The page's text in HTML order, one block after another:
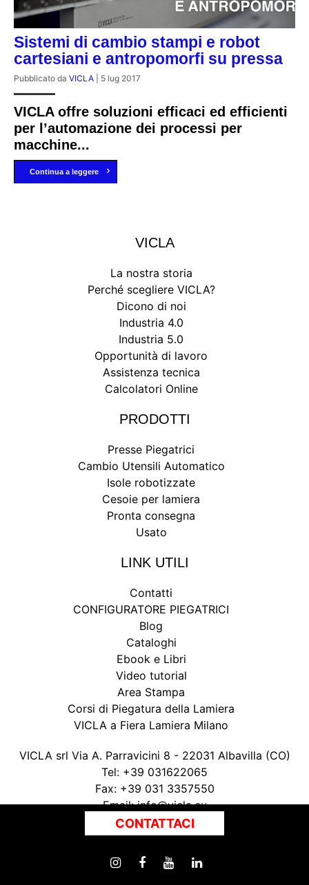
Sistemi di cambio stampi e robot
cartesiani e antropomorfi su pressa
Pubblicato da VICLA 5 lug 2017
VICLA offre soluzioni efficaci ed efficienti
per l’automazione dei processi per
macchine...
Continua a leggere
VICLA
La nostra storia
Perché scegliere VICLA?
Dicono di noi
Industria 4.0
Industria 5.0
Opportunità di lavoro
Assistenza tecnica
Calcolatori Online
PRODOTTI
Presse Piegatrici
Cambio Utensili Automatico
Isole robotizzate
Cesoie per lamiera
Pronta consegna
Usato
LINK UTILI
Contatti
CONFIGURATORE PIEGATRICI
Blog
Cataloghi
Ebook e Libri
Video tutorial
Area Stampa
Corsi di Piegatura della Lamiera
VICLA a Fiera Lamiera Milano
VICLA srl Via A. Parravicini 8 - 22031 Albavilla (CO)
Tel: +39 031622065
Fax: +39 031 3357550
Email:info@vicla.eu
P. IVA 03147300135
CONTATTACI